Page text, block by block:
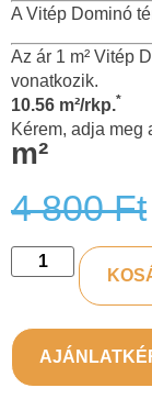
A Vitép Dominó
Az ár 1 m² Vitép
vonatkozik.
10.56 m²/rkp.*
Kérem, adja meg
m²
4 800Ft